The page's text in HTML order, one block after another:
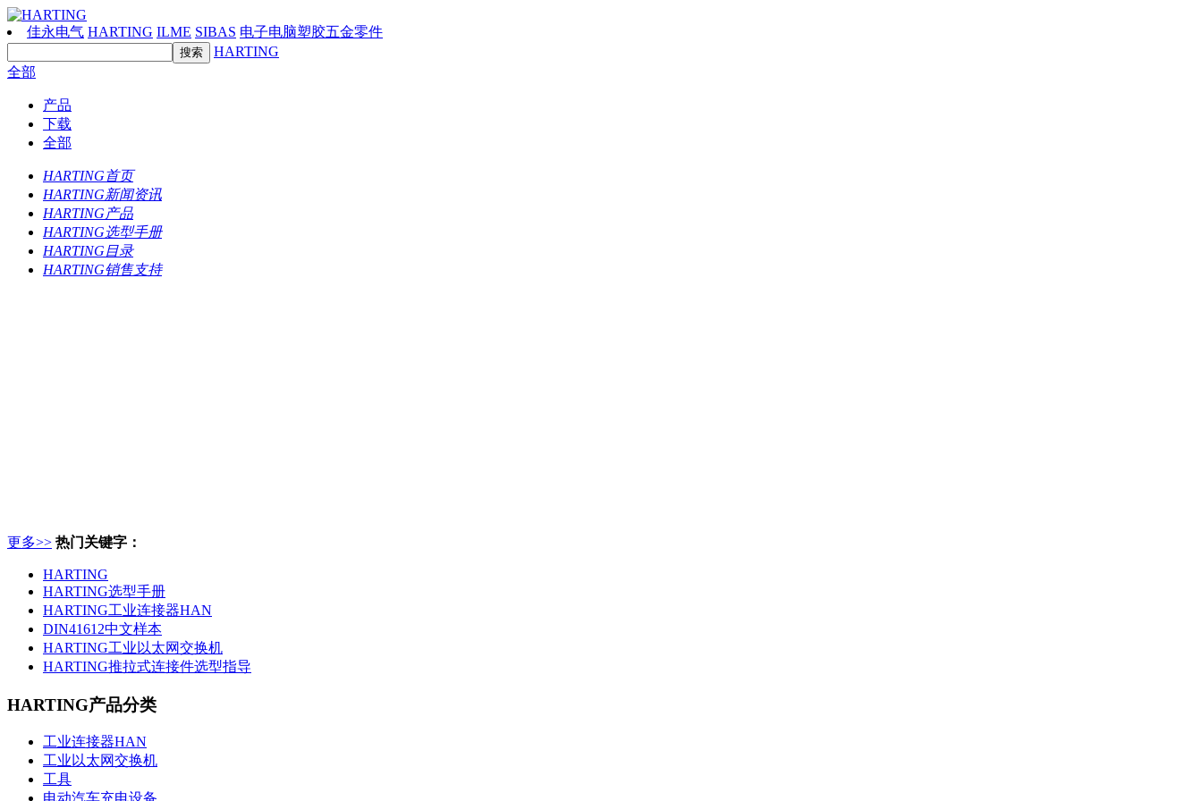
佳永电气 HARTING ILME SIBAS 电子电脑塑胶五金零件
HARTING
全部
产品
下载
全部
HARTING首页
HARTING新闻资讯
HARTING产品
HARTING选型手册
HARTING目录
HARTING销售支持
更多>> 热门关键字：
HARTING
HARTING选型手册
HARTING工业连接器HAN
DIN41612中文样本
HARTING工业以太网交换机
HARTING推拉式连接件选型指导
HARTING产品分类
工业连接器HAN
工业以太网交换机
工具